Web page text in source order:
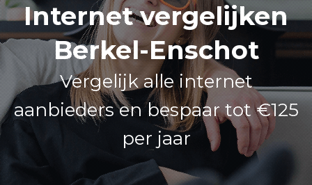
Internet vergelijken
Berkel-Enschot
Vergelijk alle internet
aanbieders en bespaar tot €125
per jaar